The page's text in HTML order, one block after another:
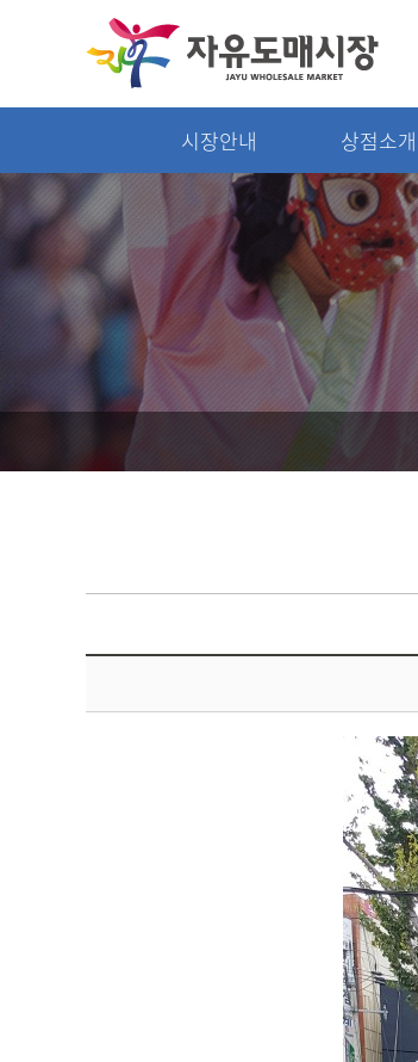
시장안내 상점소개
시장안내
점포안내도
층별안내
주차장
편의시설
상점소개
상점소개